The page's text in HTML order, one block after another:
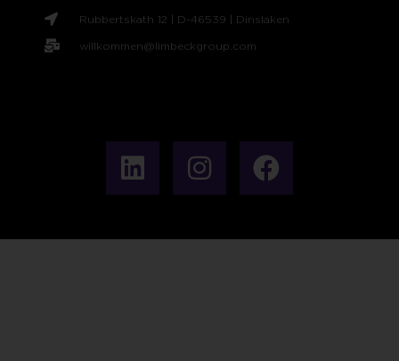
Rubbertskath 12 | D-46539 | Dinslaken
willkommen@limbeckgroup.com